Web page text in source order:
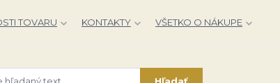
TOVARU KONTAKTY VŠETKO O NÁKUPE
Hľadať